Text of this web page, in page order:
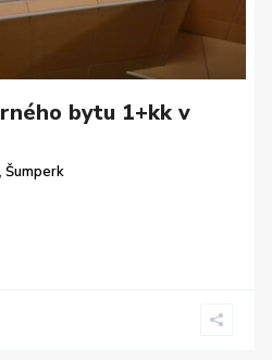
bytu 1+kk v
Šumperk